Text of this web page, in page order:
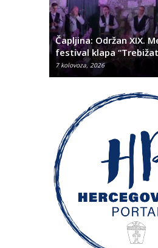
Čapljina: Održan XIX.
festival klapa
7 kolovoza, 2026